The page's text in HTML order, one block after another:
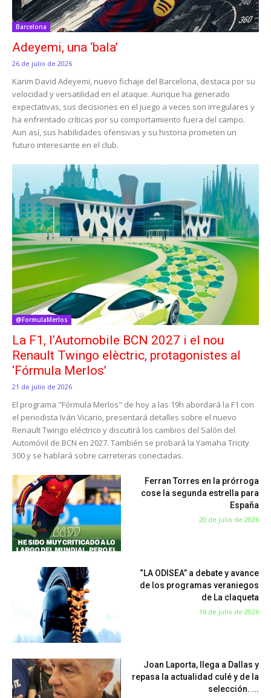
Barcelona
Adeyemi, una ‘bala’
26 de julio de 2026
Karim David Adeyemi, nuevo fichaje del Barcelona, destaca por su
velocidad y versatilidad en el ataque. Aunque ha generado
expectativas, sus decisiones en el juego a veces son irregulares y
ha enfrentado críticas por su comportamiento fuera del campo.
Aun así, sus habilidades ofensivas y su historia prometen un
futuro interesante en el club.
@FormulaMerlos
La F1, l’Automobile BCN 2027 i el nou
Renault Twingo elèctric, protagonistes al
‘Fórmula Merlos’
21 de julio de 2026
El programa "Fórmula Merlos" de hoy a las 19h abordará la F1 con
el periodista Iván Vicario, presentará detalles sobre el nuevo
Renault Twingo eléctrico y discutirá los cambios del Salón del
Automóvil de BCN en 2027. También se probará la Yamaha Tricity
300 y se hablará sobre carreteras conectadas.
Ferran Torres en la prórroga
cose la segunda estrella para
España
20 de julio de 2026
“LA ODISEA” a debate y avance
de los programas veraniegos
de La claqueta
16 de julio de 2026
Joan Laporta, llega a Dallas y
repasa la actualidad culé y de la
selección. ...